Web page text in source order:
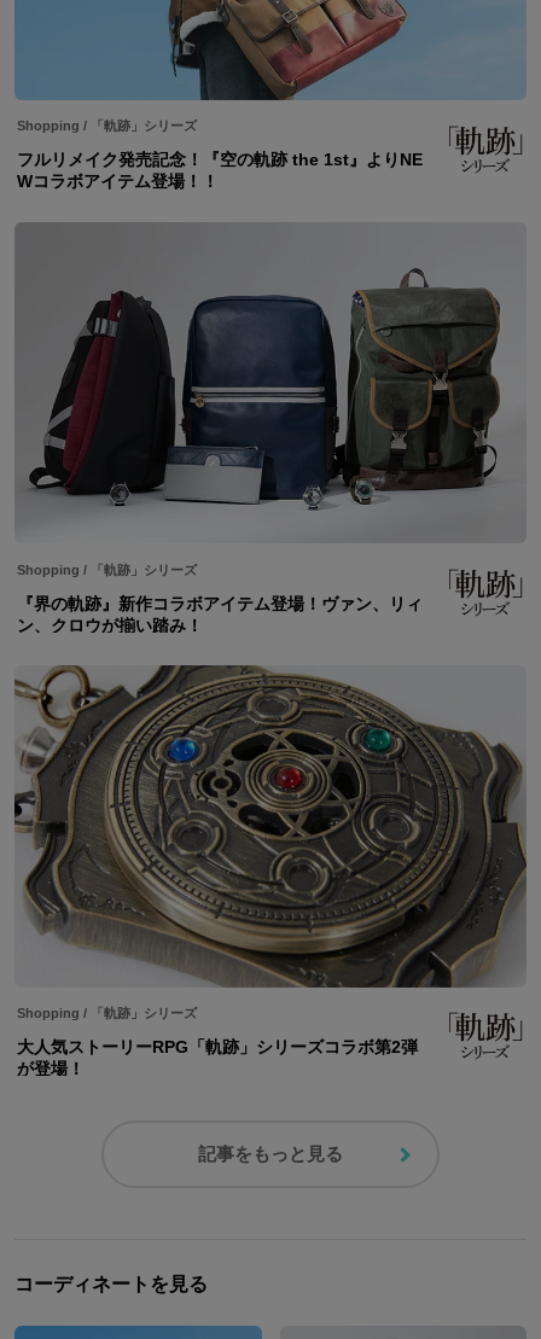
Shopping / 「軌跡」シリーズ
フルリメイク発売記念！『空の軌跡 the 1st』よりNE
Wコラボアイテム登場！！
Shopping / 「軌跡」シリーズ
『界の軌跡』新作コラボアイテム登場！ヴァン、リィ
ン、クロウが揃い踏み！
Shopping / 「軌跡」シリーズ
大人気ストーリーRPG「軌跡」シリーズコラボ第2弾
が登場！
記事をもっと見る
コーディネートを見る